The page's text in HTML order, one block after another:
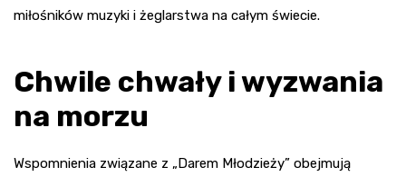
miłośników muzyki i żeglarstwa na całym świecie.
Chwile chwały i wyzwania
na morzu
Wspomnienia związane z „Darem Młodzieży” obejmują